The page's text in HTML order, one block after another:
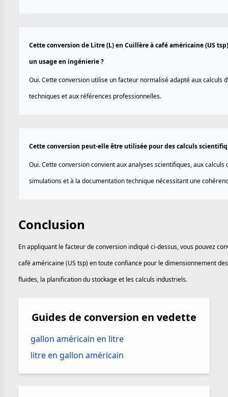
Cette conversion de Litre (L) en Cuillère à café américaine (US
un usage en ingénierie ?
Oui. Cette conversion utilise un facteur normalisé adapté aux calculs
techniques et aux références professionnelles.
Cette conversion peut-elle être utilisée pour des calculs
Oui. Cette conversion convient aux analyses scientifiques, aux calculs
simulations et à la documentation technique nécessitant une
Conclusion
En appliquant le facteur de conversion indiqué ci-dessus, vous pouvez
café américaine (US tsp) en toute confiance pour le dimensionnement
fluides, la planification du stockage et les calculs industriels.
Guides de conversion en vedette
gallon américain en litre
litre en gallon américain